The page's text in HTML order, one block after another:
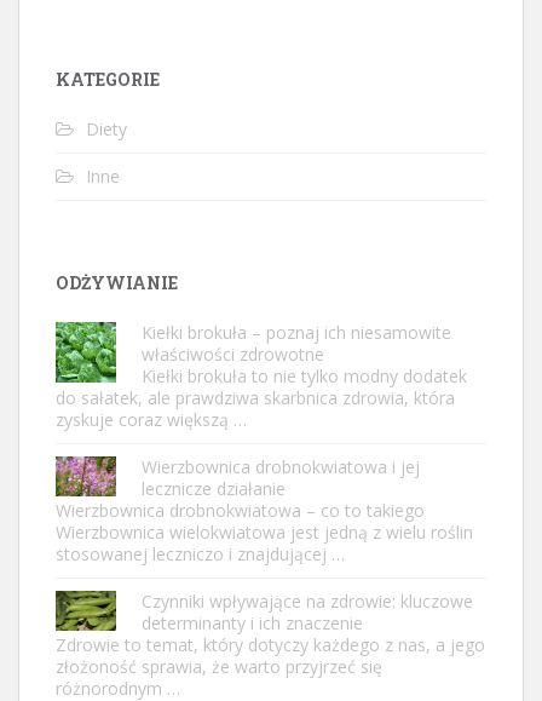
KATEGORIE
Diety
Inne
ODŻYWIANIE
Kiełki brokuła – poznaj ich niesamowite
właściwości zdrowotne
Kiełki brokuła to nie tylko modny dodatek
do sałatek, ale prawdziwa skarbnica zdrowia, która
zyskuje coraz większą …
Wierzbownica drobnokwiatowa i jej
lecznicze działanie
Wierzbownica drobnokwiatowa – co to takiego
Wierzbownica wielokwiatowa jest jedną z wielu roślin
stosowanej leczniczo i znajdującej …
Czynniki wpływające na zdrowie: kluczowe
determinanty i ich znaczenie
Zdrowie to temat, który dotyczy każdego z nas, a jego
złożoność sprawia, że warto przyjrzeć się
różnorodnym …